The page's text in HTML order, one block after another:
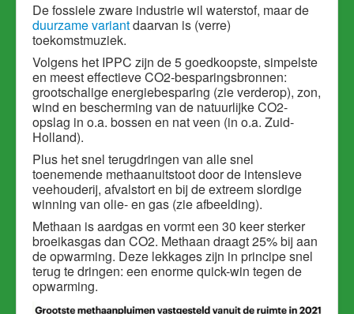
De fossiele zware industrie wil waterstof, maar de
duurzame variantdaarvan is (verre)
toekomstmuziek.
Volgens het IPPC zijn de 5 goedkoopste, simpelste
en meest effectieve CO2-besparingsbronnen:
grootschalige energiebesparing (zie verderop), zon,
wind en bescherming van de natuurlijke CO2-
opslag in o.a. bossen en nat veen (in o.a. Zuid-
Holland).
Plus het snel terugdringen van alle snel
toenemende methaanuitstoot door de intensieve
veehouderij, afvalstort en bij de extreem slordige
winning van olie- en gas (zie afbeelding).
Methaan is aardgas en vormt een 30 keer sterker
broeikasgas dan CO2. Methaan draagt 25% bij aan
de opwarming. Deze lekkages zijn in principe snel
terug te dringen: een enorme quick-win tegen de
opwarming.